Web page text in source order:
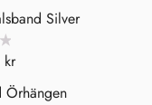
Silver
kr
Örhängen